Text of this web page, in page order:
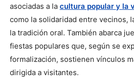
asociadas a la cultura popular y la
como la solidaridad entre vecinos,
la tradición oral. También abarca
fiestas populares que, según se
formalización, sostienen vínculos
dirigida a visitantes.